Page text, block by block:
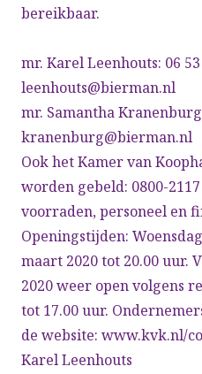
bereikbaar.
mr. Karel Leenhouts: 06
leenhouts@bierman.nl
mr. Samantha
kranenburg@bierman.nl
Ook het Kamer van
worden gebeld: 0800-
voorraden, personeel en
Openingstijden:
maart 2020 tot 20.00 uur.
2020 weer open volgens
tot 17.00 uur.
de website: www.kvk.nl/
Karel Leenhouts